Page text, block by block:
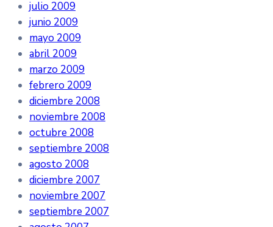
julio 2009
junio 2009
mayo 2009
abril 2009
marzo 2009
febrero 2009
diciembre 2008
noviembre 2008
octubre 2008
septiembre 2008
agosto 2008
diciembre 2007
noviembre 2007
septiembre 2007